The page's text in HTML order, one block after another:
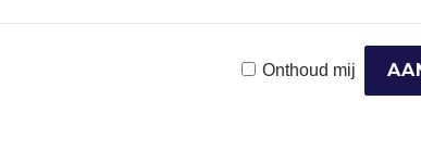
Onthoud mij